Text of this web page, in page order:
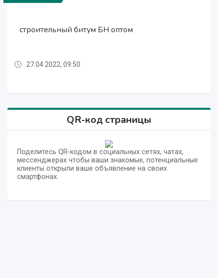
строительный битум БН оптом
Мазут прямогонный из Рф
Прямогонный Бензин БГС из России
строительный битум БН оптом
27.04.2022, 09:50
Мазут прямогонный из Рф
QR-код страницы
Поделитесь QR-кодом в социальных сетях, чатах,
мессенджерах чтобы ваши знакомые, потенциальные
клиенты открыли ваше объявление на своих
смартфонах.